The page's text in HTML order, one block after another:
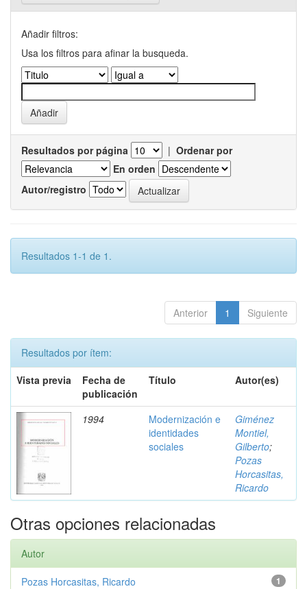
Añadir filtros:
Usa los filtros para afinar la busqueda.
Resultados por página | Ordenar por
En orden
Autor/registro
Resultados 1-1 de 1.
Anterior 1 Siguiente
Resultados por ítem:
Vista previa
Fecha de
publicación
Título Autor(es)
1994
Modernización e
identidades
sociales
Giménez
Montiel,
Gilberto;
Pozas
Horcasitas,
Ricardo
Otras opciones relacionadas
Autor
1
Pozas Horcasitas, Ricardo